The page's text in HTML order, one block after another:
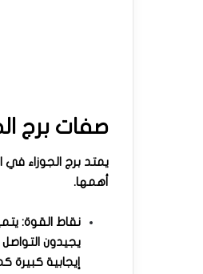
صفات برج
أهمها.
نقاط القوة:
يجيدون
إيجابية كبيرة